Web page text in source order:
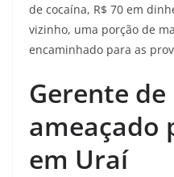
de cocaína, R$ 70 em
vizinho, uma porção de
encaminhado para as
Gerente
ameaçado
em Uraí